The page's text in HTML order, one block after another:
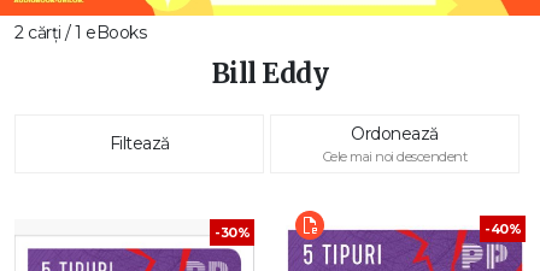
2 cărți / 1 eBooks
Bill Eddy
Filtează Ordonează
Cele mai noi descendent
-30% -40%